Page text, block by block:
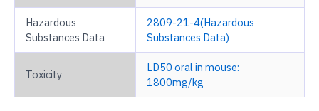
Hazardous
Substances Data
2809-21-4(Hazardous
Substances Data)
Toxicity
LD50 oral in mouse:
1800mg/kg